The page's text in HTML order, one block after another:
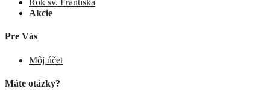
Rok sv. Františka
Akcie
Pre Vás
Môj účet
Máte otázky?